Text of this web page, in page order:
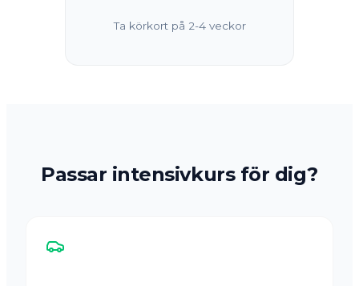
Ta körkort på 2-4 veckor
Passar intensivkurs för dig?